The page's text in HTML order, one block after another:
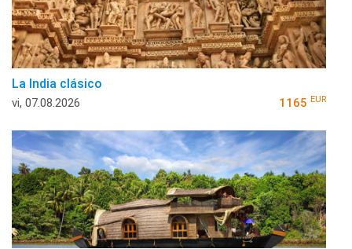
La India clásico
vi, 07.08.2026 1165 EUR